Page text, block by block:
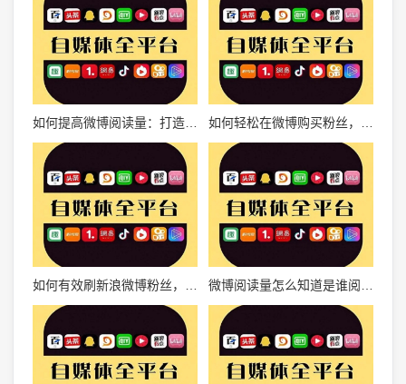
如何提高微博阅读量：打造高效社交媒体策略